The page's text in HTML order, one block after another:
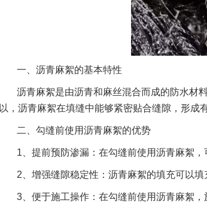
一、沥青麻絮的基本特性
沥青麻絮是由沥青和麻丝混合而成的防水材
以，沥青麻絮在填缝中能够紧密贴合缝隙，形成
二、勾缝前使用沥青麻絮的优势
1、提前预防渗漏：在勾缝前使用沥青麻絮
2、增强缝隙稳定性：沥青麻絮的填充可以
3、便于施工操作：在勾缝前使用沥青麻絮